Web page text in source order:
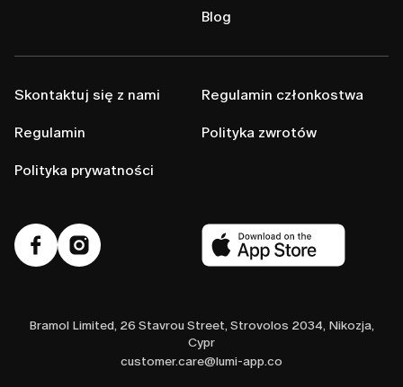
Blog
Skontaktuj się z nami
Regulamin
Polityka prywatności
Regulamin członkostwa
Polityka zwrotów
Bramol Limited, 26 Stavrou Street, Strovolos 2034, Nikozja,
Cypr
customer.care@lumi-app.co